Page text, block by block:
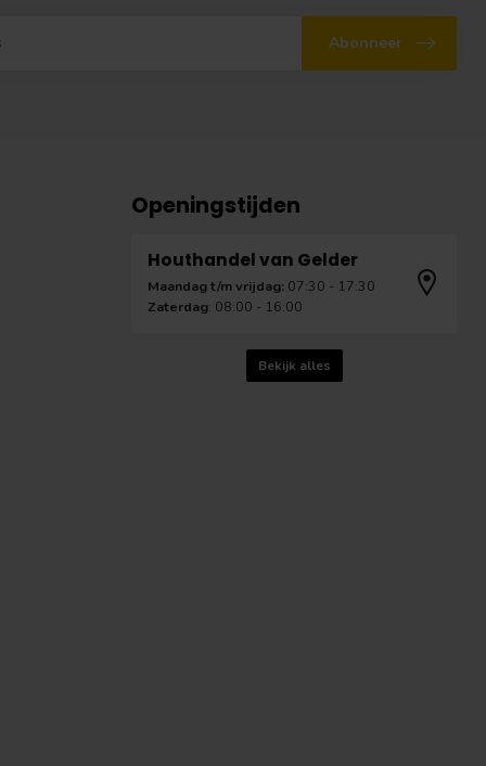
Abonneer
Openingstijden
Houthandel van Gelder
Maandag t/m vrijdag: 07:30 - 17:30
Zaterdag: 08:00 - 16:00
Bekijk alles